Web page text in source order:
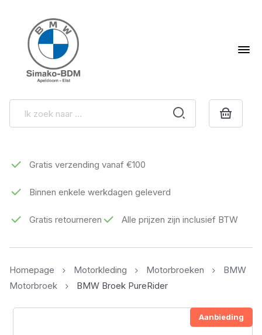
Gratis verzending vanaf €100
Binnen enkele werkdagen geleverd
Gratis retourneren Alle prijzen zijn inclusief BTW
Homepage Motorkleding Motorbroeken
BMW
Motorbroek
BMW Broek PureRider
Aanbieding